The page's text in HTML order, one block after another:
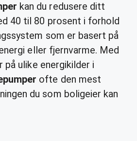
kan du redusere ditt
40 til 80 prosent i forhold
som er basert på
eller fjernvarme. Med
på ulike energikilder i
ofte den mest
du som boligeier kan